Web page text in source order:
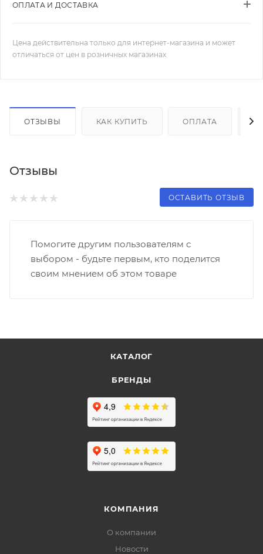
ОПЛАТА И ДОСТАВКА
Цена действительна только для интернет-магазина и может
отличаться от цен в розничных магазинах
ОТЗЫВЫ КАК КУПИТЬ ОПЛАТА
Отзывы
ОСТАВИТЬ ОТЗЫВ
Помогите другим пользователям с
выбором - будьте первым, кто поделится
своим мнением об этом товаре
КАТАЛОГ
БРЕНДЫ
КОМПАНИЯ
О компании
Новости